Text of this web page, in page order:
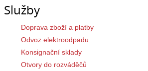
Služby
Doprava zboží a platby
Odvoz elektroodpadu
Konsignační sklady
Otvory do rozváděčů